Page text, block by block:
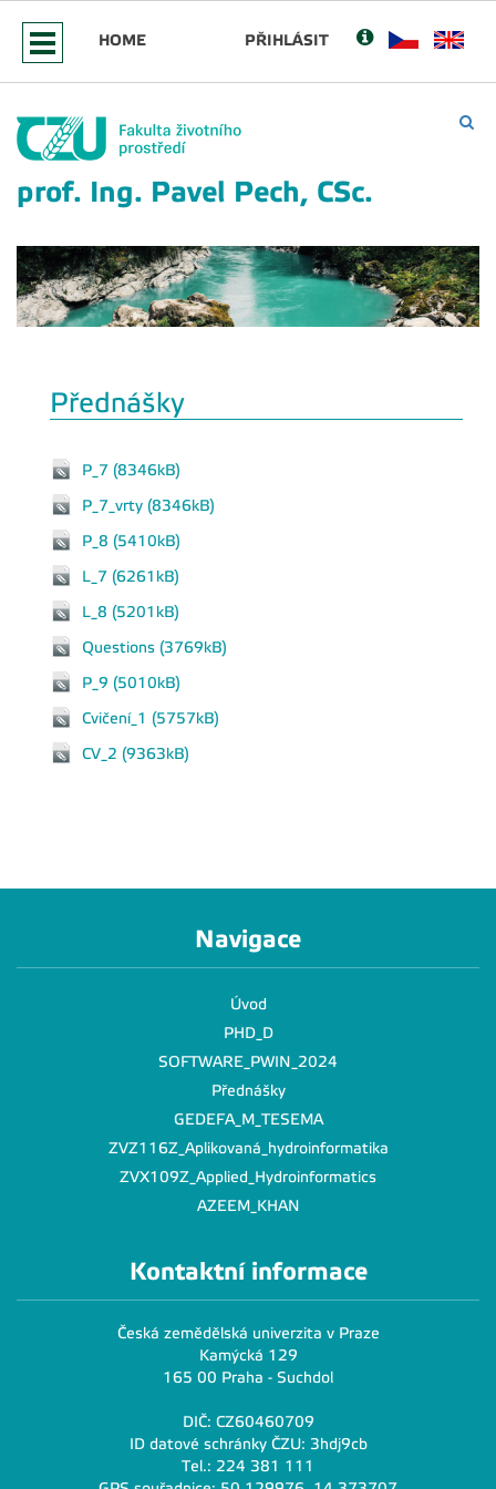
HOME PŘIHLÁSIT
prof. Ing. Pavel Pech, CSc.
Přednášky
P_7 (8346kB)
P_7_vrty (8346kB)
P_8 (5410kB)
L_7 (6261kB)
L_8 (5201kB)
Questions (3769kB)
P_9 (5010kB)
Cvičení_1 (5757kB)
CV_2 (9363kB)
Navigace
Úvod
PHD_D
SOFTWARE_PWIN_2024
Přednášky
GEDEFA_M_TESEMA
ZVZ116Z_Aplikovaná_hydroinformatika
ZVX109Z_Applied_Hydroinformatics
AZEEM_KHAN
Kontaktní informace
Česká zemědělská univerzita v Praze
Kamýcká 129
165 00 Praha - Suchdol
DIČ: CZ60460709
ID datové schránky ČZU: 3hdj9cb
Tel.: 224 381 111